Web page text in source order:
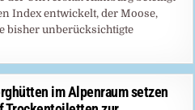
Index entwickelt, der Moose,
bisher unberücksichtigte
im Alpenraum setzen